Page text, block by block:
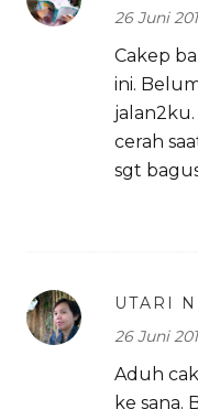
26 Juni
Cakep
ini.
jalan2ku.
cerah
sgt
UTARI
26 Juni
Aduh
ke sana.